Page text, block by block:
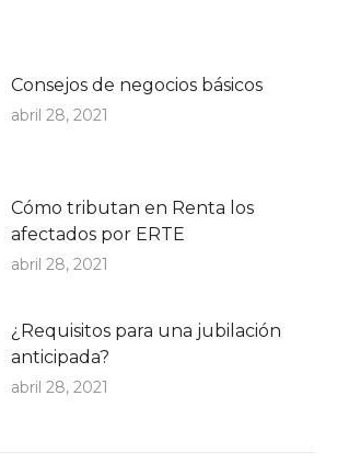
Consejos de negocios básicos
abril 28, 2021
Cómo tributan en Renta los
afectados por ERTE
abril 28, 2021
¿Requisitos para una jubilación
anticipada?
abril 28, 2021